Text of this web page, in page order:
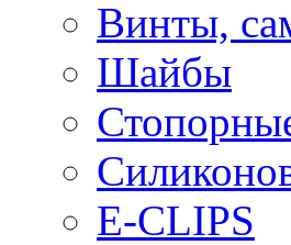
Винты,
Шайбы
E-CLIPS